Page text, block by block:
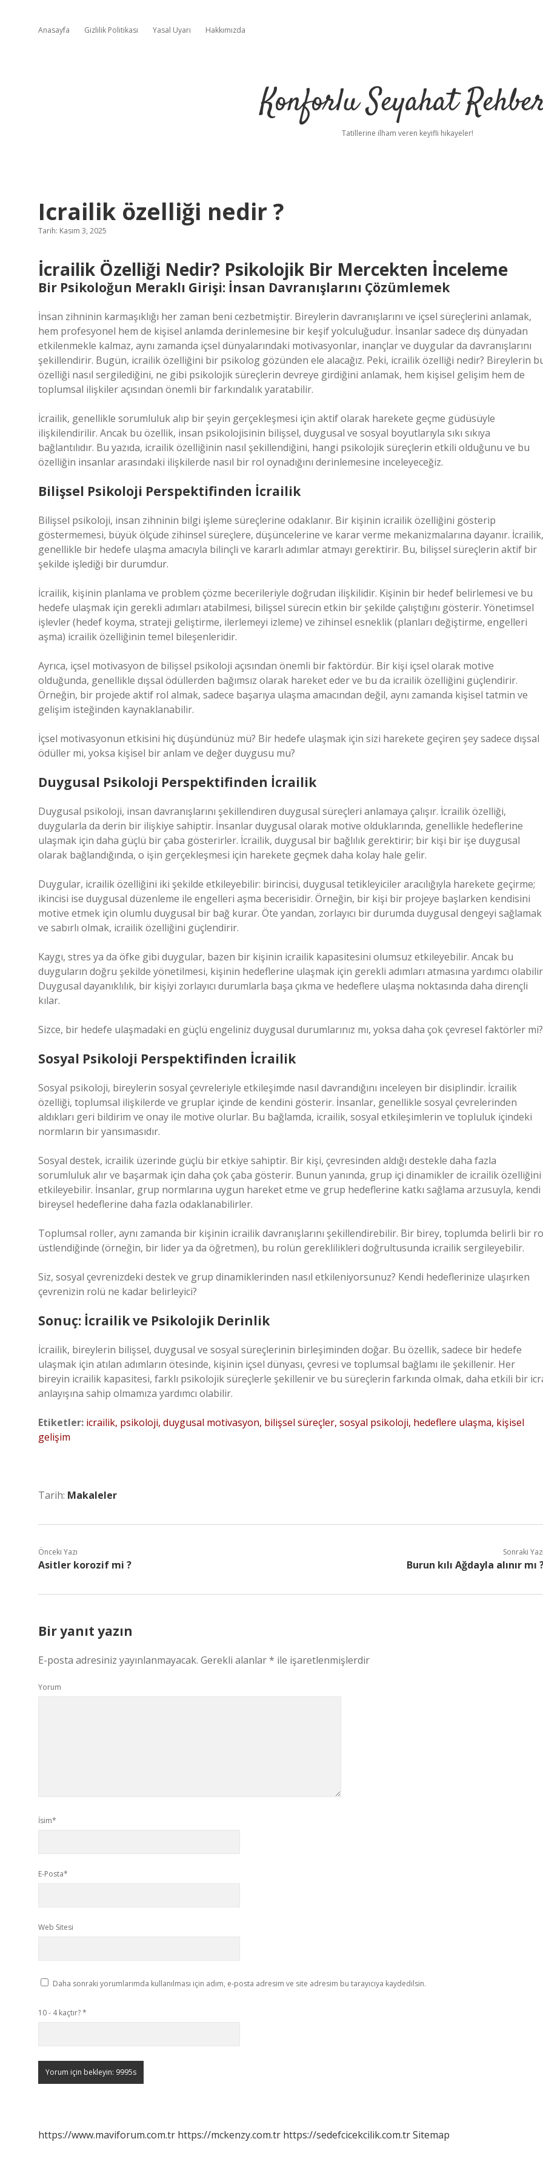
Anasayfa Gizlilik Politikası Yasal Uyarı Hakkımızda
Konforlu Seyahat
Tatillerine ilham veren keyifli hikayeler!
Icrailik özelliği nedir ?
Tarih: Kasım 3, 2025
İcrailik Özelliği Nedir? Psikolojik Bir Mercekten İnceleme
Bir Psikoloğun Meraklı Girişi: İnsan Davranışlarını Çözümlemek
İnsan zihninin karmaşıklığı her zaman beni cezbetmiştir. Bireylerin davranışlarını ve içsel süreçlerini anlamak,
hem profesyonel hem de kişisel anlamda derinlemesine bir keşif yolculuğudur. İnsanlar sadece dış dünyadan
etkilenmekle kalmaz, aynı zamanda içsel dünyalarındaki motivasyonlar, inançlar ve duygular da davranışlarını
şekillendirir. Bugün, icrailik özelliğini bir psikolog gözünden ele alacağız. Peki, icrailik özelliği nedir? Bireylerin
özelliği nasıl sergilediğini, ne gibi psikolojik süreçlerin devreye girdiğini anlamak, hem kişisel gelişim hem de
toplumsal ilişkiler açısından önemli bir farkındalık yaratabilir.
İcrailik, genellikle sorumluluk alıp bir şeyin gerçekleşmesi için aktif olarak harekete geçme güdüsüyle
ilişkilendirilir. Ancak bu özellik, insan psikolojisinin bilişsel, duygusal ve sosyal boyutlarıyla sıkı sıkıya
bağlantılıdır. Bu yazıda, icrailik özelliğinin nasıl şekillendiğini, hangi psikolojik süreçlerin etkili olduğunu ve bu
özelliğin insanlar arasındaki ilişkilerde nasıl bir rol oynadığını derinlemesine inceleyeceğiz.
Bilişsel Psikoloji Perspektifinden İcrailik
Bilişsel psikoloji, insan zihninin bilgi işleme süreçlerine odaklanır. Bir kişinin icrailik özelliğini gösterip
göstermemesi, büyük ölçüde zihinsel süreçlere, düşüncelerine ve karar verme mekanizmalarına dayanır. İcrailik,
genellikle bir hedefe ulaşma amacıyla bilinçli ve kararlı adımlar atmayı gerektirir. Bu, bilişsel süreçlerin aktif bir
şekilde işlediği bir durumdur.
İcrailik, kişinin planlama ve problem çözme becerileriyle doğrudan ilişkilidir. Kişinin bir hedef belirlemesi ve bu
hedefe ulaşmak için gerekli adımları atabilmesi, bilişsel sürecin etkin bir şekilde çalıştığını gösterir. Yönetimsel
işlevler (hedef koyma, strateji geliştirme, ilerlemeyi izleme) ve zihinsel esneklik (planları değiştirme, engelleri
aşma) icrailik özelliğinin temel bileşenleridir.
Ayrıca, içsel motivasyon de bilişsel psikoloji açısından önemli bir faktördür. Bir kişi içsel olarak motive
olduğunda, genellikle dışsal ödüllerden bağımsız olarak hareket eder ve bu da icrailik özelliğini güçlendirir.
Örneğin, bir projede aktif rol almak, sadece başarıya ulaşma amacından değil, aynı zamanda kişisel tatmin ve
gelişim isteğinden kaynaklanabilir.
İçsel motivasyonun etkisini hiç düşündünüz mü? Bir hedefe ulaşmak için sizi harekete geçiren şey sadece dışsal
ödüller mi, yoksa kişisel bir anlam ve değer duygusu mu?
Duygusal Psikoloji Perspektifinden İcrailik
Duygusal psikoloji, insan davranışlarını şekillendiren duygusal süreçleri anlamaya çalışır. İcrailik özelliği,
duygularla da derin bir ilişkiye sahiptir. İnsanlar duygusal olarak motive olduklarında, genellikle hedeflerine
ulaşmak için daha güçlü bir çaba gösterirler. İcrailik, duygusal bir bağlılık gerektirir; bir kişi bir işe duygusal
olarak bağlandığında, o işin gerçekleşmesi için harekete geçmek daha kolay hale gelir.
Duygular, icrailik özelliğini iki şekilde etkileyebilir: birincisi, duygusal tetikleyiciler aracılığıyla harekete geçirme;
ikincisi ise duygusal düzenleme ile engelleri aşma becerisidir. Örneğin, bir kişi bir projeye başlarken kendisini
motive etmek için olumlu duygusal bir bağ kurar. Öte yandan, zorlayıcı bir durumda duygusal dengeyi sağlamak
ve sabırlı olmak, icrailik özelliğini güçlendirir.
Kaygı, stres ya da öfke gibi duygular, bazen bir kişinin icrailik kapasitesini olumsuz etkileyebilir. Ancak bu
duyguların doğru şekilde yönetilmesi, kişinin hedeflerine ulaşmak için gerekli adımları atmasına yardımcı
Duygusal dayanıklılık, bir kişiyi zorlayıcı durumlarla başa çıkma ve hedeflere ulaşma noktasında daha dirençli
kılar.
Sizce, bir hedefe ulaşmadaki en güçlü engeliniz duygusal durumlarınız mı, yoksa daha çok çevresel faktörler mi?
Sosyal Psikoloji Perspektifinden İcrailik
Sosyal psikoloji, bireylerin sosyal çevreleriyle etkileşimde nasıl davrandığını inceleyen bir disiplindir. İcrailik
özelliği, toplumsal ilişkilerde ve gruplar içinde de kendini gösterir. İnsanlar, genellikle sosyal çevrelerinden
aldıkları geri bildirim ve onay ile motive olurlar. Bu bağlamda, icrailik, sosyal etkileşimlerin ve topluluk içindeki
normların bir yansımasıdır.
Sosyal destek, icrailik üzerinde güçlü bir etkiye sahiptir. Bir kişi, çevresinden aldığı destekle daha fazla
sorumluluk alır ve başarmak için daha çok çaba gösterir. Bunun yanında, grup içi dinamikler de icrailik özelliğini
etkileyebilir. İnsanlar, grup normlarına uygun hareket etme ve grup hedeflerine katkı sağlama arzusuyla, kendi
bireysel hedeflerine daha fazla odaklanabilirler.
Toplumsal roller, aynı zamanda bir kişinin icrailik davranışlarını şekillendirebilir. Bir birey, toplumda belirli bir
üstlendiğinde (örneğin, bir lider ya da öğretmen), bu rolün gereklilikleri doğrultusunda icrailik sergileyebilir.
Siz, sosyal çevrenizdeki destek ve grup dinamiklerinden nasıl etkileniyorsunuz? Kendi hedeflerinize ulaşırken
çevrenizin rolü ne kadar belirleyici?
Sonuç: İcrailik ve Psikolojik Derinlik
İcrailik, bireylerin bilişsel, duygusal ve sosyal süreçlerinin birleşiminden doğar. Bu özellik, sadece bir hedefe
ulaşmak için atılan adımların ötesinde, kişinin içsel dünyası, çevresi ve toplumsal bağlamı ile şekillenir. Her
bireyin icrailik kapasitesi, farklı psikolojik süreçlerle şekillenir ve bu süreçlerin farkında olmak, daha etkili bir
anlayışına sahip olmamıza yardımcı olabilir.
Etiketler: icrailik, psikoloji, duygusal motivasyon, bilişsel süreçler, sosyal psikoloji, hedeflere ulaşma, kişisel
gelişim
Tarih: Makaleler
Önceki Yazı
Asitler korozif mi ?
Sonraki Yazı
Burun kılı Ağdayla alınır mı
Bir yanıt yazın
E-posta adresiniz yayınlanmayacak. Gerekli alanlar* ile işaretlenmişlerdir
Yorum
İsim*
E-Posta*
Web Sitesi
Daha sonraki yorumlarımda kullanılması için adım, e-posta adresim ve site adresim bu tarayıcıya kaydedilsin.
10 - 4 kaçtır?*
https://www.maviforum.com.tr https://mckenzy.com.tr https://sedefcicekcilik.com.trSitemap